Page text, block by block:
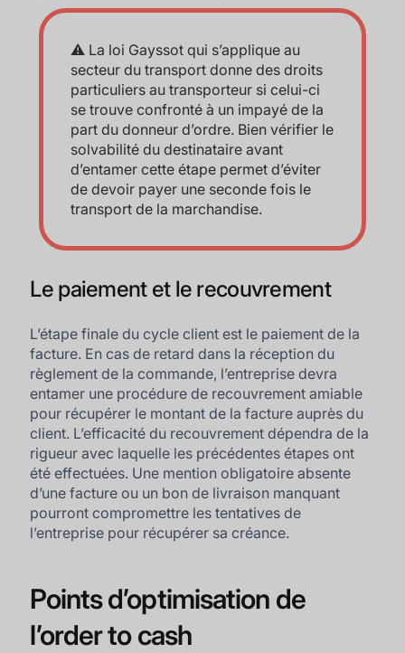
⚠️ La loi Gayssot qui s’applique au
secteur du transport donne des droits
particuliers au transporteur si celui-ci
se trouve confronté à un impayé de la
part du donneur d’ordre. Bien vérifier le
solvabilité du destinataire avant
d’entamer cette étape permet d’éviter
de devoir payer une seconde fois le
transport de la marchandise.
Le paiement et le recouvrement
L’étape finale du cycle client est le paiement de la
facture. En cas de retard dans la réception du
règlement de la commande, l’entreprise devra
entamer une procédure de recouvrement amiable
pour récupérer le montant de la facture auprès du
client. L’efficacité du recouvrement dépendra de la
rigueur avec laquelle les précédentes étapes ont
été effectuées. Une mention obligatoire absente
d’une facture ou un bon de livraison manquant
pourront compromettre les tentatives de
l’entreprise pour récupérer sa créance.
Points d’optimisation de
l’order to cash